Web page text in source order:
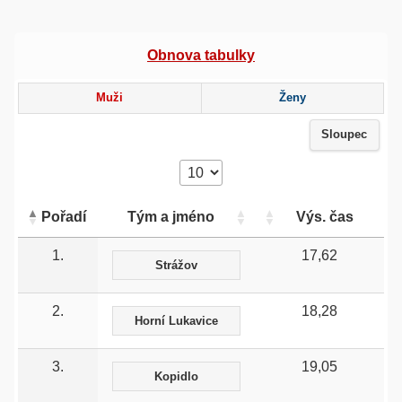
Obnova tabulky
Muži Ženy
Sloupec
Pořadí Tým a jméno Výs. čas
1.
Strážov
17,62
2.
Horní Lukavice
18,28
3.
Kopidlo
19,05